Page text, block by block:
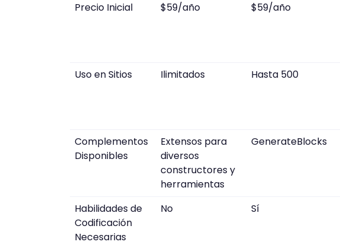
Precio Inicial
$59/año $59/año
Uso en Sitios
Ilimitados Hasta 500
Complementos
Disponibles
Extensos para
diversos
constructores y
herramientas
GenerateBlocks
Habilidades de
Codificación
Necesarias
No Sí